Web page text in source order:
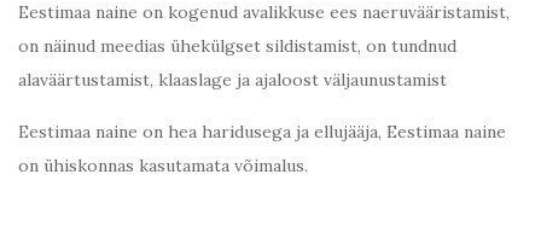
Eestimaa naine on kogenud avalikkuse ees naeruvääristamist,
on näinud meedias ühekülgset sildistamist, on tundnud
alaväärtustamist, klaaslage ja ajaloost väljaunustamist
Eestimaa naine on hea haridusega ja ellujääja, Eestimaa naine
on ühiskonnas kasutamata võimalus.